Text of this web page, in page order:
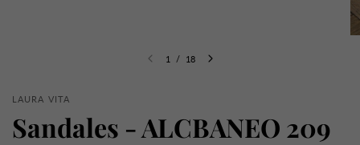
1 / 18
LAURA VITA
Sandales - ALCBANEO 209